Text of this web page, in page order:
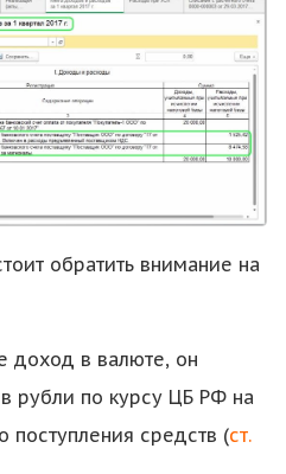
обратить внимание на
доход в валюте, он
рубли по курсу ЦБ РФ на
поступления средств (ст.